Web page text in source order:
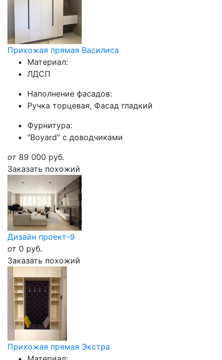
Прихожая прямая Василиса
Материал:
ЛДСП
Наполнение фасадов:
Ручка торцевая, Фасад гладкий
Фурнитура:
"Boyard" с доводчиками
от 89 000 руб.
Заказать похожий
Дизайн проект-9
от 0 руб.
Заказать похожий
Прихожая прямая Экстра